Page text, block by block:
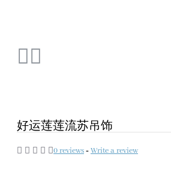
好运莲莲流苏吊饰
0 reviews-Write a review